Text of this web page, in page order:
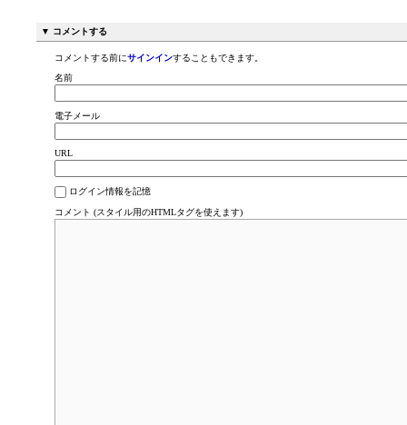
▼ コメントする
コメントする前にサインインすることもできます。
名前
電子メール
URL
ログイン情報を記憶
コメント (スタイル用のHTMLタグを使えます)